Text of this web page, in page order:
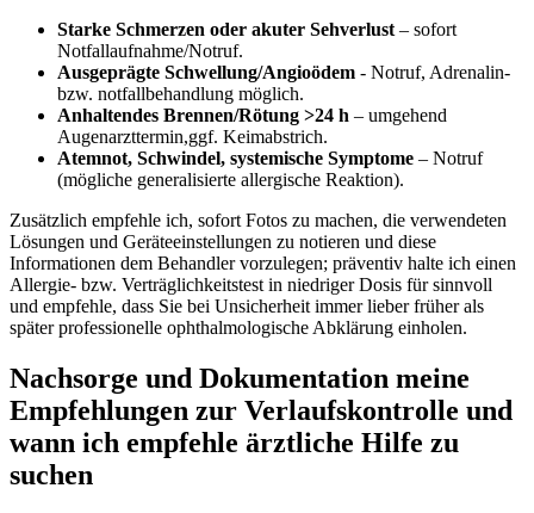
Starke ⁢Schmerzen oder akuter ⁢Sehverlust – sofort
Notfallaufnahme/Notruf.
Ausgeprägte⁢ Schwellung/Angioödem ‍- Notruf, Adrenalin-
bzw. notfallbehandlung möglich.
Anhaltendes‌ Brennen/Rötung ​>24 h – umgehend
Augenarzttermin,ggf. Keimabstrich.
Atemnot, Schwindel, systemische Symptome – Notruf
(mögliche generalisierte allergische Reaktion).
Zusätzlich empfehle‌ ich, sofort⁣ Fotos ​zu machen, ‌die ⁢verwendeten⁢
Lösungen und ​Geräteeinstellungen zu notieren ​und⁣ diese
Informationen dem Behandler vorzulegen; präventiv ⁣halte ich einen
Allergie- bzw. Verträglichkeitstest in ‍niedriger Dosis für sinnvoll⁣
und empfehle, dass Sie bei Unsicherheit immer ⁢lieber ‍früher als
später professionelle ophthalmologische Abklärung einholen.
Nachsorge und Dokumentation meine
Empfehlungen zur Verlaufskontrolle und
wann‌ ich empfehle ärztliche Hilfe zu
suchen